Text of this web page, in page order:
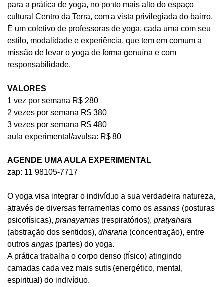
para a prática de yoga, no ponto mais alto do espaço
cultural Centro da Terra, com a vista privilegiada do bairro.
É um coletivo de professoras de yoga, cada uma com seu
estilo, modalidade e experiência, que tem em comum a
missão de levar o yoga de forma genuína e com
responsabilidade.
VALORES
1 vez por semana R$ 280
2 vezes por semana R$ 380
3 vezes por semana R$ 480
aula experimental/avulsa: R$ 80
AGENDE UMA AULA EXPERIMENTAL
zap: 11 98105-7717
O yoga visa integrar o indivíduo a sua verdadeira natureza,
através de diversas ferramentas como os asanas (posturas
psicofísicas), pranayamas (respiratórios), pratyahara
(abstração dos sentidos), dharana (concentração), entre
outros angas (partes) do yoga.
A prática trabalha o corpo denso (fÍsico) atingindo
camadas cada vez mais sutis (energético, mental,
espiritual) do indivíduo.